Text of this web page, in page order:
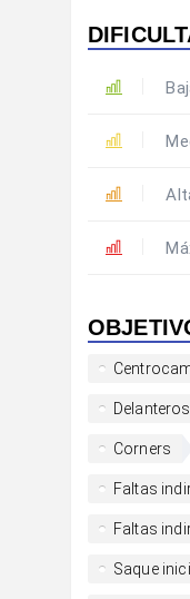
Delanteros
Corners
Faltas
Faltas
Saque